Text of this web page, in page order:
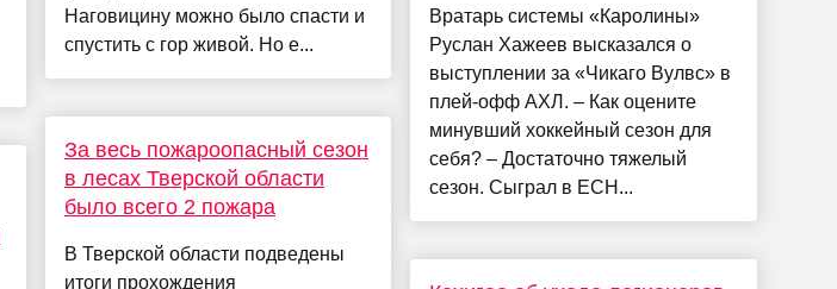
Наговицину можно было спасти и
спустить с гор живой. Но е...
За весь пожароопасный сезон
в лесах Тверской области
было всего 2 пожара
В Тверской области подведены
итоги прохождения
Вратарь системы «Каролины»
Руслан Хажеев высказался о
выступлении за «Чикаго Вулвс» в
плей-офф АХЛ. – Как оцените
минувший хоккейный сезон для
себя? – Достаточно тяжелый
сезон. Сыграл в ECH...